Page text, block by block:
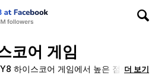
코어 게임
하이스코어 게임에서 높은 점수를 얻
더 보기